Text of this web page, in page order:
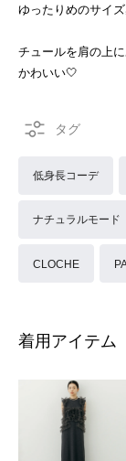
ゆったりめのサイ
チュールを肩の上
かわいい🤍
低身長コーデ
ナチュラルモード
CLOCHE
着用アイテム